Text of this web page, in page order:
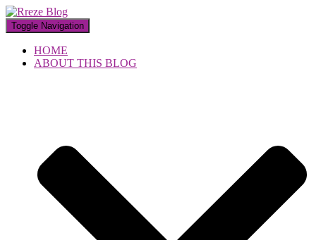
Toggle Navigation
HOME
ABOUT THIS BLOG